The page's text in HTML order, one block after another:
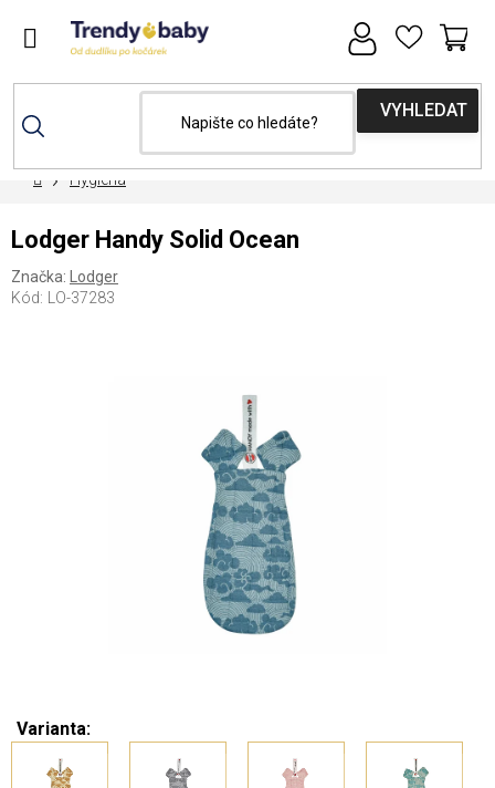
DomůHygiena
Varianta:
Lodger Handy Solid Ocean
Značka:
Lodger
Kód:
LO-37283